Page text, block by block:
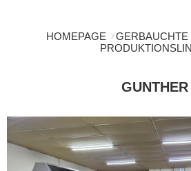
HOMEPAGE
GUNTHER